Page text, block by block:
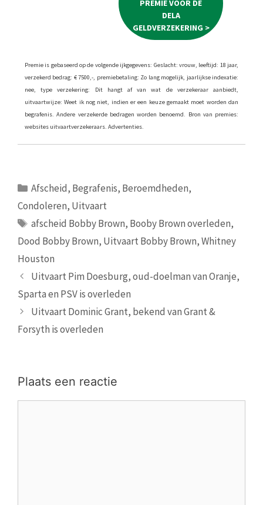
PREMIE VOOR DE
DELA
GELDVERZEKERING >
Premie is gebaseerd op de volgende ijkgegevens: Geslacht: vrouw, leeftijd: 18 jaar,
verzekerd bedrag: € 7500,-, premiebetaling: Zo lang mogelijk, jaarlijkse indexatie:
nee, type verzekering: Dit hangt af van wat de verzekeraar aanbiedt,
uitvaartwijze: Weet ik nog niet, indien er een keuze gemaakt moet worden dan
begrafenis. Andere verzekerde bedragen worden benoemd. Bron van premies:
websites uitvaartverzekeraars. Advertenties.
Categorieën
Afscheid, Begrafenis, Beroemdheden,
Condoleren, Uitvaart
Tags
afscheid Bobby Brown, Booby Brown overleden,
Dood Bobby Brown, Uitvaart Bobby Brown,Whitney
Houston
Uitvaart Pim Doesburg, oud-doelman van Oranje,
Sparta en PSV is overleden
Uitvaart Dominic Grant, bekend van Grant &
Forsyth is overleden
Plaats een reactie